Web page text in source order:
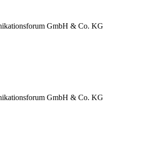
GmbH & Co. KG
GmbH & Co. KG